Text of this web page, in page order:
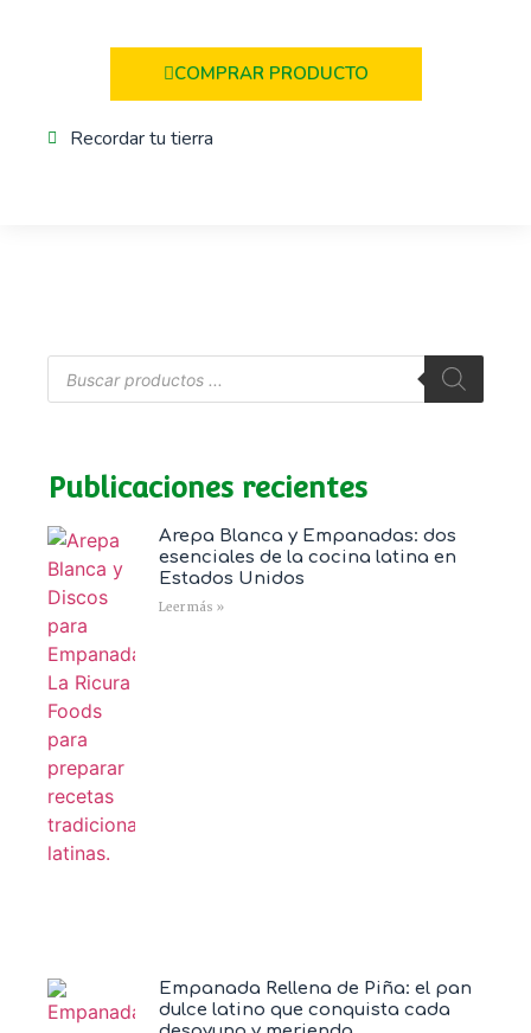
COMPRAR PRODUCTO
Recordar tu tierra
Publicaciones recientes
Arepa Blanca y Empanadas: dos
esenciales de la cocina latina en
Estados Unidos
Leer más »
Empanada Rellena de Piña: el pan
dulce latino que conquista cada